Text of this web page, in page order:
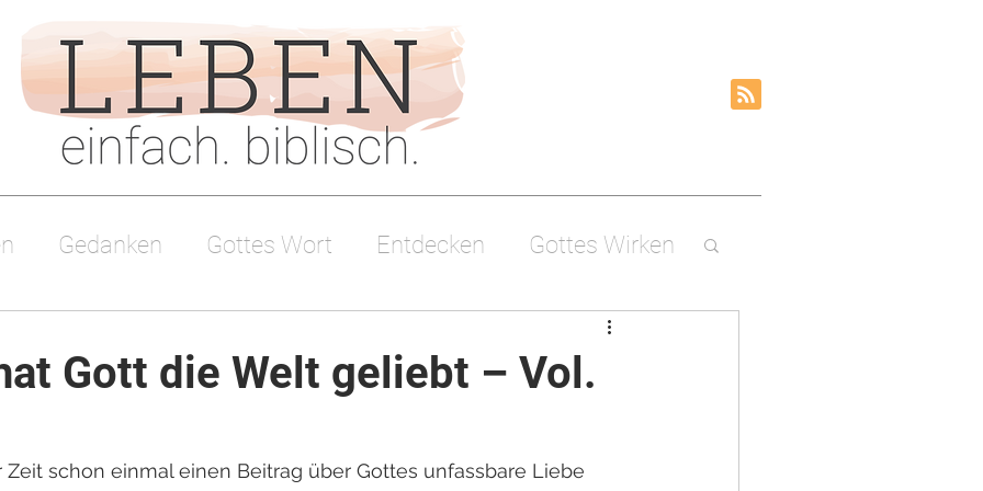
Gedanken Gottes Wort Entdecken Gottes Wirken
Gott die Welt geliebt – Vol.
Zeit schon einmal einen Beitrag über Gottes unfassbare Liebe